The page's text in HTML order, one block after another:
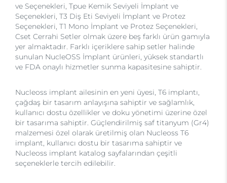
ve Seçenekleri, Tpue Kemik Seviyeli İmplant ve
Seçenekleri, T3 Diş Eti Seviyeli İmplant ve Protez
Seçenekleri, T1 Mono İmplant ve Protez Seçenekleri,
Cset Cerrahi Setler olmak üzere beş farklı ürün gamıyla
yer almaktadır. Farklı içeriklere sahip setler halinde
sunulan NucleOSS İmplant ürünleri, yüksek standartlı
ve FDA onaylı hizmetler sunma kapasitesine sahiptir.
Nucleoss implant ailesinin en yeni üyesi, T6 implantı,
çağdaş bir tasarım anlayışına sahiptir ve sağlamlık,
kullanıcı dostu özellikler ve doku yönetimi üzerine özel
bir tasarıma sahiptir. Güçlendirilmiş saf titanyum (Gr4)
malzemesi özel olarak üretilmiş olan Nucleoss T6
implant, kullanıcı dostu bir tasarıma sahiptir ve
Nucleoss implant katalog sayfalarından çeşitli
seçeneklerle tercih edilebilir.